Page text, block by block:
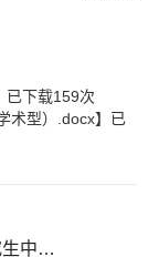
已下载159次
术型）.docx】已
2024级产业经济学硕士研究生中期考核通知